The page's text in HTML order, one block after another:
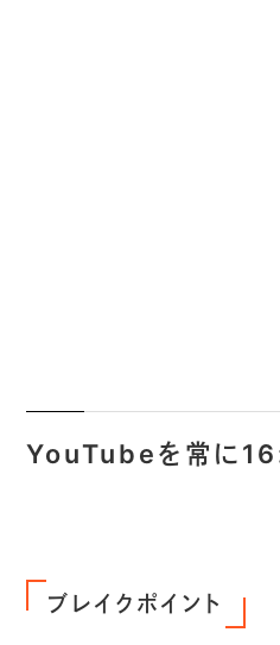
YouTubeを常に
ブレイクポイント